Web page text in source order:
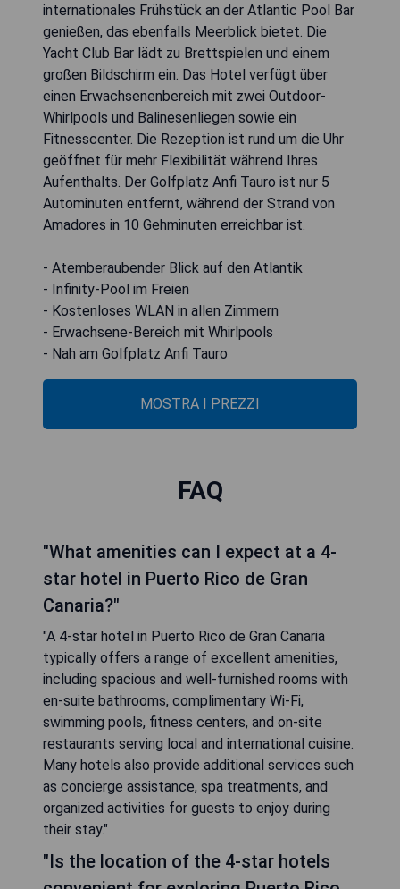
internationales Frühstück an der Atlantic Pool Bar
genießen, das ebenfalls Meerblick bietet. Die
Yacht Club Bar lädt zu Brettspielen und einem
großen Bildschirm ein. Das Hotel verfügt über
einen Erwachsenenbereich mit zwei Outdoor-
Whirlpools und Balinesenliegen sowie ein
Fitnesscenter. Die Rezeption ist rund um die Uhr
geöffnet für mehr Flexibilität während Ihres
Aufenthalts. Der Golfplatz Anfi Tauro ist nur 5
Autominuten entfernt, während der Strand von
Amadores in 10 Gehminuten erreichbar ist.
- Atemberaubender Blick auf den Atlantik
- Infinity-Pool im Freien
- Kostenloses WLAN in allen Zimmern
- Erwachsene-Bereich mit Whirlpools
- Nah am Golfplatz Anfi Tauro
MOSTRA I PREZZI
FAQ
"What amenities can I expect at a 4-
star hotel in Puerto Rico de Gran
Canaria?"
"A 4-star hotel in Puerto Rico de Gran Canaria
typically offers a range of excellent amenities,
including spacious and well-furnished rooms with
en-suite bathrooms, complimentary Wi-Fi,
swimming pools, fitness centers, and on-site
restaurants serving local and international cuisine.
Many hotels also provide additional services such
as concierge assistance, spa treatments, and
organized activities for guests to enjoy during
their stay."
"Is the location of the 4-star hotels